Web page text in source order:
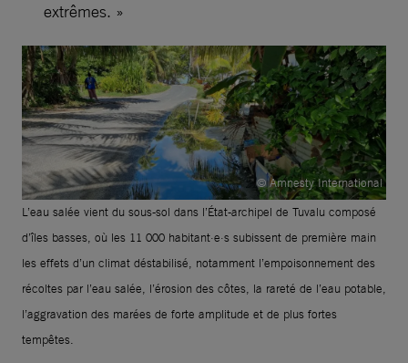
extrêmes. »
© Amnesty International
L’eau salée vient du sous-sol dans l’État-archipel de Tuvalu composé
d’îles basses, où les 11 000 habitant·e·s subissent de première main
les effets d’un climat déstabilisé, notamment l’empoisonnement des
récoltes par l’eau salée, l’érosion des côtes, la rareté de l’eau potable,
l’aggravation des marées de forte amplitude et de plus fortes
tempêtes.